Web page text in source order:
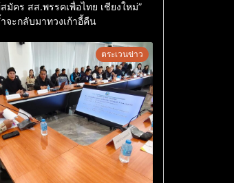
มัคร สส.พรรคเพื่อไทย เชียงใหม่”
จะกลับมาทวงเก้าอี้คืน
ตระเวนข่าว